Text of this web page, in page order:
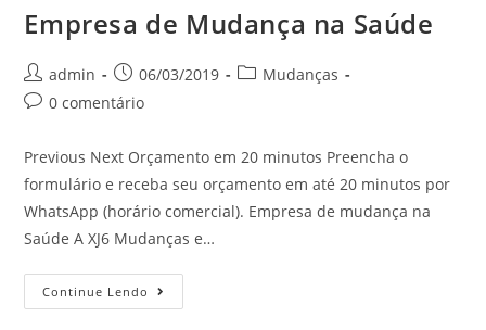
Empresa de Mudança na Saúde
admin 06/03/2019
Mudanças
0 comentário
Previous Next Orçamento em 20 minutos Preencha o
formulário e receba seu orçamento em até 20 minutos por
WhatsApp (horário comercial). Empresa de mudança na
Saúde A XJ6 Mudanças e…
Continue Lendo